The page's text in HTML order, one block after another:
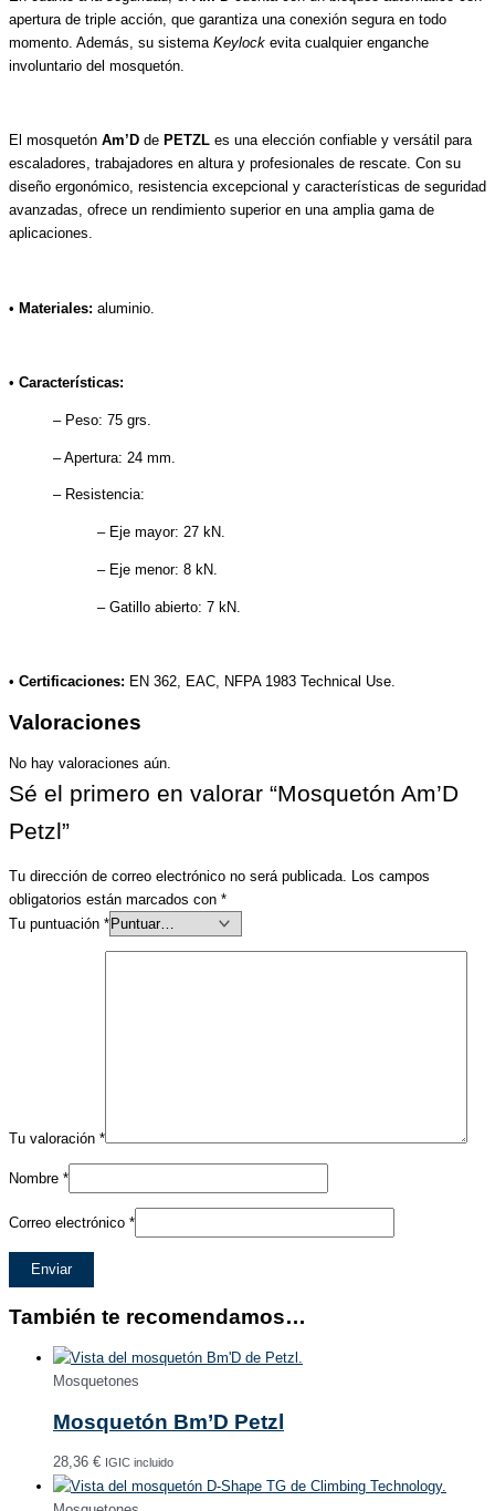
apertura de triple acción, que garantiza una conexión segura en todo
momento. Además, su sistema Keylock evita cualquier enganche
involuntario del mosquetón.
El mosquetón Am’D de PETZL es una elección confiable y versátil para
escaladores, trabajadores en altura y profesionales de rescate. Con su
diseño ergonómico, resistencia excepcional y características de seguridad
avanzadas, ofrece un rendimiento superior en una amplia gama de
aplicaciones.
• Materiales: aluminio.
• Características:
– Peso: 75 grs.
– Apertura: 24 mm.
– Resistencia:
– Eje mayor: 27 kN.
– Eje menor: 8 kN.
– Gatillo abierto: 7 kN.
• Certificaciones: EN 362, EAC, NFPA 1983 Technical Use.
Valoraciones
No hay valoraciones aún.
Sé el primero en valorar “Mosquetón Am’D
Petzl”
Tu dirección de correo electrónico no será publicada.
Los campos
obligatorios están marcados con *
Tu puntuación *
Tu valoración *
Nombre *
Correo electrónico *
También te recomendamos…
Mosquetones
Mosquetón Bm’D Petzl
28,36 € IGIC incluido